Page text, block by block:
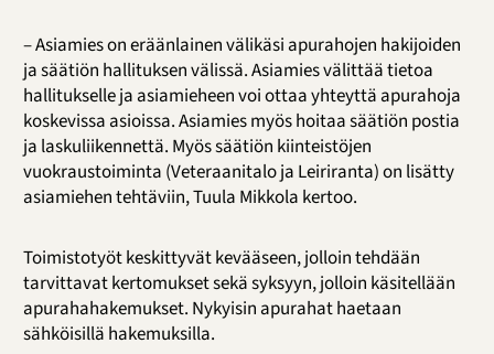
– Asiamies on eräänlainen välikäsi apurahojen hakijoiden
ja säätiön hallituksen välissä. Asiamies välittää tietoa
hallitukselle ja asiamieheen voi ottaa yhteyttä apurahoja
koskevissa asioissa. Asiamies myös hoitaa säätiön postia
ja laskuliikennettä. Myös säätiön kiinteistöjen
vuokraustoiminta (Veteraanitalo ja Leiriranta) on lisätty
asiamiehen tehtäviin, Tuula Mikkola kertoo.
Toimistotyöt keskittyvät kevääseen, jolloin tehdään
tarvittavat kertomukset sekä syksyyn, jolloin käsitellään
apurahahakemukset. Nykyisin apurahat haetaan
sähköisillä hakemuksilla.